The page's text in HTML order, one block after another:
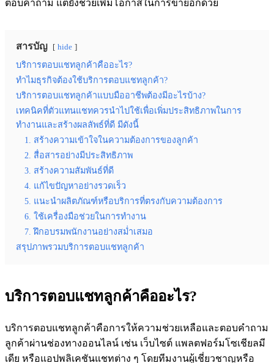
ตอบคำถาม แต่ยังช่วยเพิ่มโอกาสในการขายอีกด้วย
สารบัญ hide
บริการตอบแชทลูกค้าคืออะไร?
ทำไมธุรกิจต้องใช้บริการตอบแชทลูกค้า?
บริการตอบแชทลูกค้าแบบมืออาชีพต้องมีอะไรบ้าง?
เทคนิคที่ตัวแทนแชทควรนำไปใช้เพื่อเพิ่มประสิทธิภาพในการ
ทำงานและสร้างผลลัพธ์ที่ดี มีดังนี้
1. สร้างความเข้าใจในความต้องการของลูกค้า
2. สื่อสารอย่างมีประสิทธิภาพ
3. สร้างความสัมพันธ์ที่ดี
4. แก้ไขปัญหาอย่างรวดเร็ว
5. แนะนำผลิตภัณฑ์หรือบริการที่ตรงกับความต้องการ
6. ใช้เครื่องมือช่วยในการทำงาน
7. ฝึกอบรมพนักงานอย่างสม่ำเสมอ
สรุปภาพรวมบริการตอบแชทลูกค้า
บริการตอบแชทลูกค้าคืออะไร?
บริการตอบแชทลูกค้าคือการให้ความช่วยเหลือและตอบคำถาม
ลูกค้าผ่านช่องทางออนไลน์ เช่น เว็บไซต์ แพลตฟอร์มโซเชียลมี
เดีย หรือแอปพลิเคชันแชทต่าง ๆ โดยทีมงานผู้เชี่ยวชาญหรือ